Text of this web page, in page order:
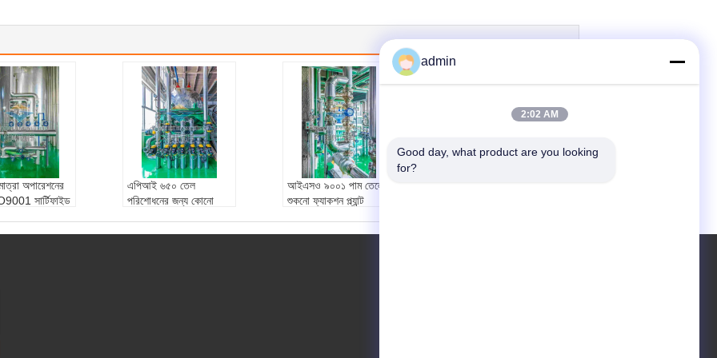
অপারেশনের
সার্টিফাইড
এপিআই ৬৫০ তেল
পরিশোধনের জন্য কোনো
আইএসও ৯০০১ পাম তেলের
শুকনো ফ্যাকশন প্ল্যান্ট
পাম তেল প্রক্রিয়াকরণের
admin
2:02 AM
Good day, what product are you looking
for?